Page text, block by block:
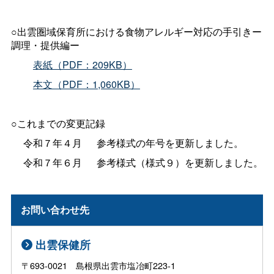
○出雲圏域保育所における食物アレルギー対応の手引きー
調理・提供編ー
表紙（PDF：209KB）
本文（PDF：1,060KB）
○これまでの変更記録
令和７年４月
参考様式の年号を更新しました。
令和７年６月 参考様式（様式９）を更新しました。
お問い合わせ先
出雲保健所
〒693-0021 島根県出雲市塩冶町223-1